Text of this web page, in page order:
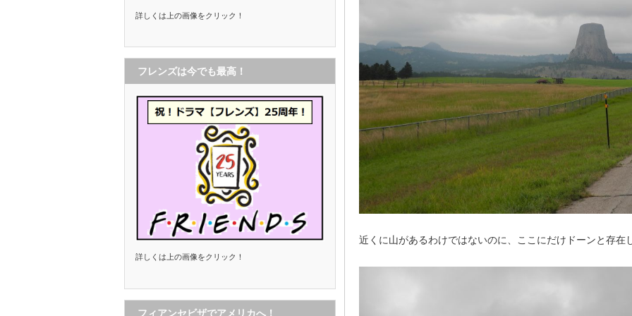
近くに山があるわけではないのに、ここにだけドーンと存在
詳しくは上の画像をクリック！
フレンズは今でも最高！
詳しくは上の画像をクリック！
フィアンセビザでアメリカへ！